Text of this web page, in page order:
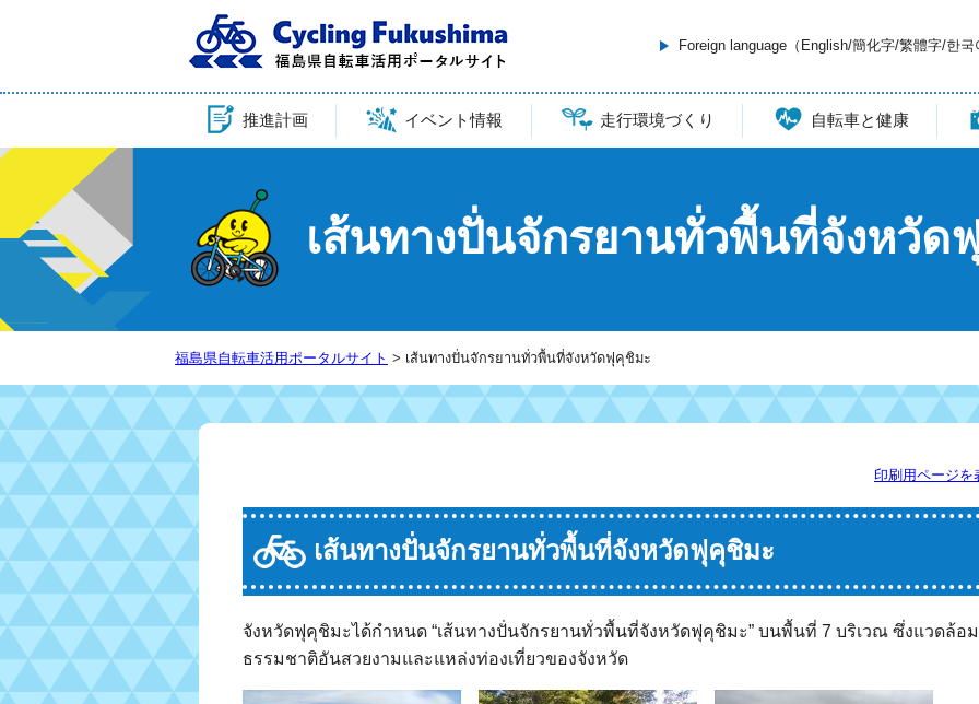
Foreign language（English/簡化字/繁體字/한국
推進計画 イベント情報 走行環境づくり 自転車と健康
เส้นทางปั่นจักรยานทั่วพื้นที่จังหวัด
福島県自転車活用ポータルサイト > เส้นทางปั่นจักรยานทั่วพื้นที่จังหวัดฟุคุชิมะ
印刷用ページを
เส้นทางปั่นจักรยานทั่วพื้นที่จังหวัดฟุคุชิมะ
จังหวัดฟุคุชิมะได้กำหนด “เส้นทางปั่นจักรยานทั่วพื้นที่จังหวัดฟุคุชิมะ” บนพื้นที่ 7 บริเวณ ซึ่งแวดล้อ
ธรรมชาติอันสวยงามและแหล่งท่องเที่ยวของจังหวัด